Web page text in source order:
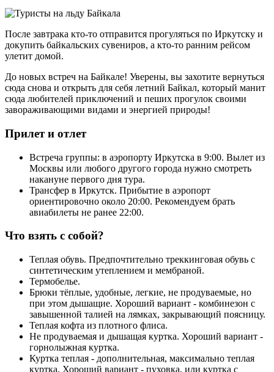
После завтрака кто-то отправится прогуляться по Иркутску и
докупить байкальских сувениров, а кто-то ранним рейсом
улетит домой.
До новых встреч на Байкале! Уверены, вы захотите вернуться
сюда снова и открыть для себя летний Байкал, который манит
сюда любителей приключений и пеших прогулок своими
завораживающими видами и энергией природы!
Прилет и отлет
Встреча группы: в аэропорту Иркутска в 9:00. Вылет из
Москвы или любого другого города нужно смотреть
накануне первого дня тура.
Трансфер в Иркутск. Прибытие в аэропорт
ориентировочно около 20:00. Рекомендуем брать
авиабилеты не ранее 22:00.
Что взять с собой?
Теплая обувь. Предпочтительно треккинговая обувь с
синтетическим утеплением и мембраной.
Термобелье.
Брюки тёплые, удобные, легкие, не продуваемые, но
при этом дышащие. Хороший вариант - комбинезон с
завышенной талией на лямках, закрывающий поясницу.
Теплая кофта из плотного флиса.
Не продуваемая и дышащая куртка. Хороший вариант -
горнолыжная куртка.
Куртка теплая - дополнительная, максимально теплая
куртка. Хороший вариант - пуховка, или куртка с